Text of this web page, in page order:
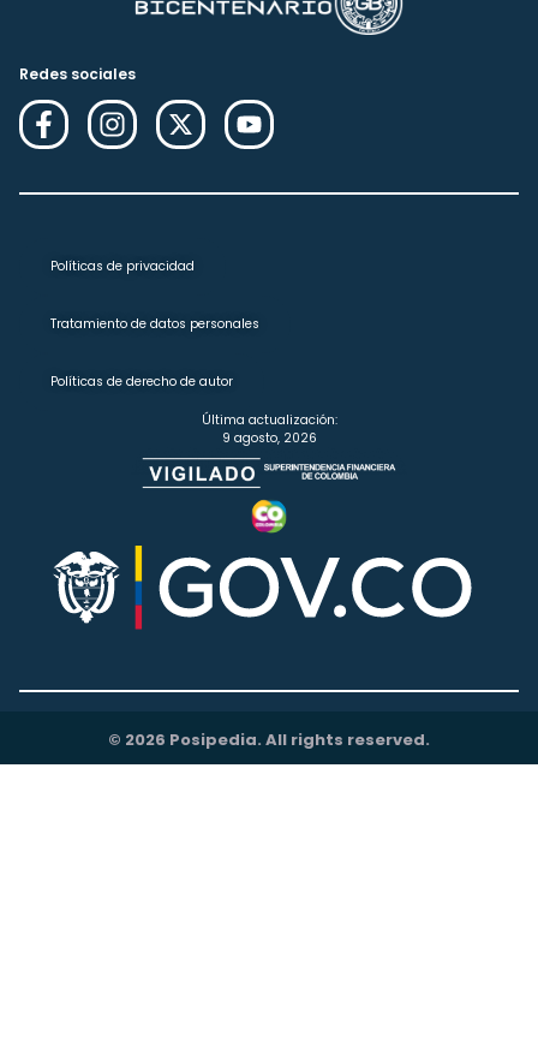
Redes sociales
Políticas de privacidad
Tratamiento de datos personales
Políticas de derecho de autor
Última actualización:
9 agosto, 2026
© 2026 Posipedia. All rights reserved.